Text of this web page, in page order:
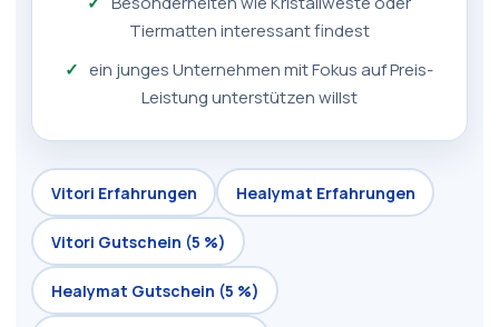
Tiermatten interessant findest
ein junges Unternehmen mit Fokus auf Preis-
Leistung unterstützen willst
Vitori Erfahrungen Healymat Erfahrungen
Vitori Gutschein (5 %)
Healymat Gutschein (5 %)